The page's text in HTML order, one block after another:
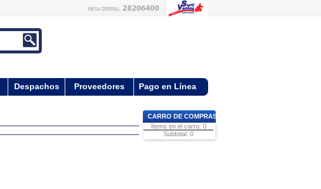
Despachos Proveedores Pago en Línea
CARRO DE COMPRAS
Items en el carro: 0
Subtotal: 0